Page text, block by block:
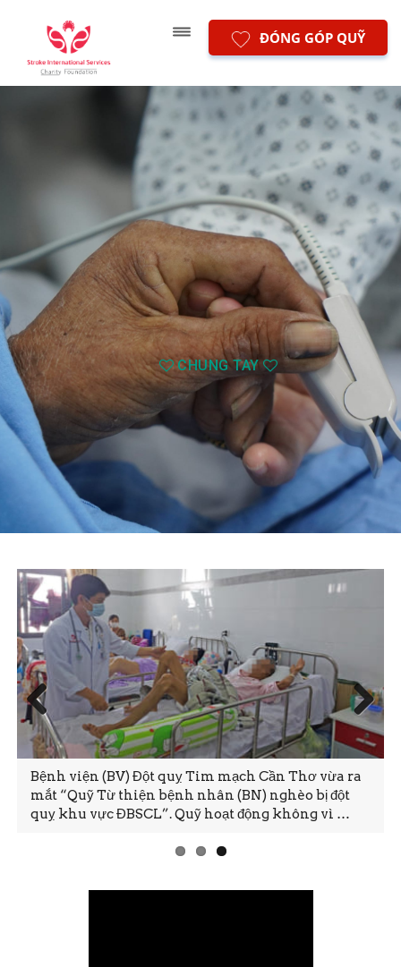
ĐÓNG GÓP QUỸ
CHUNG TAY
Bệnh viện (BV) Đột quỵ Tim mạch Cần Thơ vừa ra
mắt “Quỹ Từ thiện bệnh nhân (BN) nghèo bị đột
quỵ khu vực ĐBSCL”. Quỹ hoạt động không vì …
Prev
ious
Next